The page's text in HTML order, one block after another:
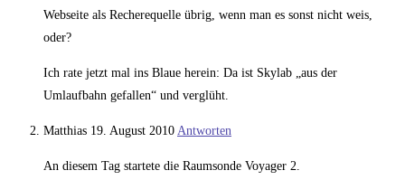
Webseite als Recherequelle übrig, wenn man es sonst nicht weis,
oder?
Ich rate jetzt mal ins Blaue herein: Da ist Skylab „aus der
Umlaufbahn gefallen“ und verglüht.
Matthias 19. August 2010 Antworten
An diesem Tag startete die Raumsonde Voyager 2.